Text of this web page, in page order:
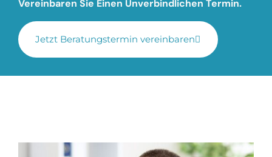
Vereinbaren Sie Einen Unverbindlichen Termin.
Jetzt Beratungstermin vereinbaren